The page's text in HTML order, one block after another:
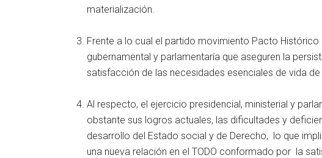
materialización.
Frente a lo cual el partido movimiento Pacto
gubernamental y parlamentaría que aseguren la
satisfacción de las necesidades esenciales de vida
Al respecto, el ejercicio presidencial, ministerial y
obstante sus logros actuales, las dificultades y
desarrollo del Estado social y de Derecho, lo que
una nueva relación en el TODO conformado por la